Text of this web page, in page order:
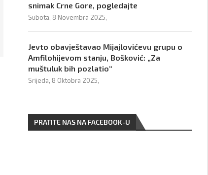
snimak Crne Gore, pogledajte
Subota, 8 Novembra 2025,
Jevto obavještavao Mijajlovićevu grupu o
Amfilohijevom stanju, Bošković: „Za
muštuluk bih pozlatio“
Srijeda, 8 Oktobra 2025,
PRATITE NAS NA FACEBOOK-U